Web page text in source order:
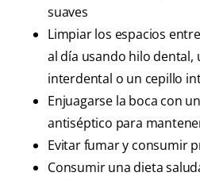
suaves
Limpiar los espacios
al día usando hilo dental,
interdental o un cepillo
Enjuagarse la boca con
antiséptico para
Evitar fumar y consumir
Consumir una dieta